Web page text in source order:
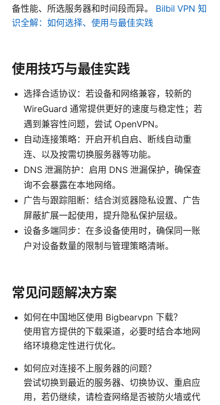
备性能、所选服务器和时间段而异。 Bilbil VPN 知
识全解：如何选择、使用与最佳实践
使用技巧与最佳实践
选择合适协议：若设备和网络兼容，较新的
WireGuard 通常提供更好的速度与稳定性；若
遇到兼容性问题，尝试 OpenVPN。
自动连接策略：开启开机自启、断线自动重
连、以及按需切换服务器等功能。
DNS 泄漏防护：启用 DNS 泄漏保护，确保查
询不会暴露在本地网络。
广告与跟踪阻断：结合浏览器隐私设置、广告
屏蔽扩展一起使用，提升隐私保护层级。
设备多端同步：在多设备使用时，确保同一账
户对设备数量的限制与管理策略清晰。
常见问题解决方案
如何在中国地区使用 Bigbearvpn 下载？
使用官方提供的下载渠道，必要时结合本地网
络环境稳定性进行优化。
如何应对连接不上服务器的问题？
尝试切换到最近的服务器、切换协议、重启应
用，若仍继续，请检查网络是否被防火墙或代